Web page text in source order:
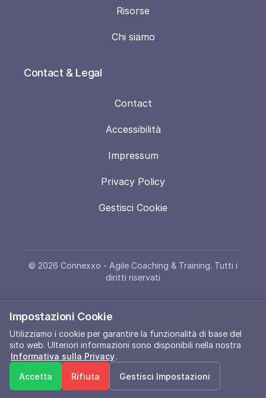
Risorse
Chi siamo
Contact & Legal
Contact
Accessibilità
Impressum
Privacy Policy
Gestisci Cookie
© 2026 Connexxo - Agile Coaching & Training. Tutti i
diritti riservati
Impostazioni Cookie
Utilizziamo i cookie per garantire la funzionalità di base del
sito web. Ulteriori informazioni sono disponibili nella nostra
Informativa sulla Privacy.
Accetta
Rifiuta Gestisci Impostazioni